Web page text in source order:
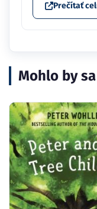
Prečítať
Mohlo by